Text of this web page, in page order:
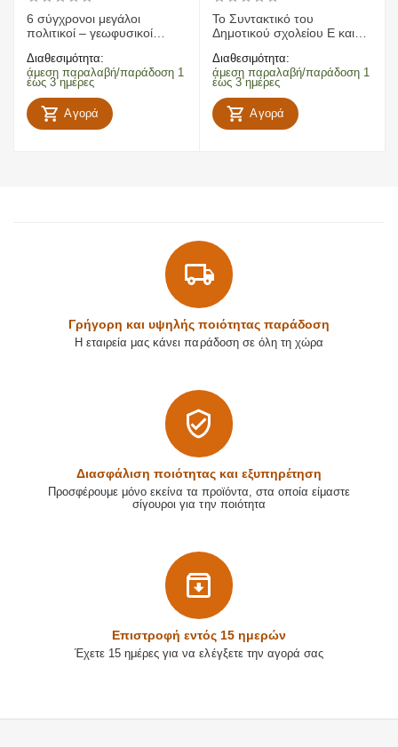
6 σύγχρονοι μεγάλοι
πολιτικοί – γεωφυσικοί
παγκόσμιος
Διαθεσιμότητα:
άμεση παραλαβή/παράδοση 1
έως 3 ημέρες
Αγορά
To Συντακτικό του
Δημοτικού σχολείου Ε και
Διαθεσιμότητα:
άμεση παραλαβή/παράδοση 1
έως 3 ημέρες
Αγορά
Γρήγορη και υψηλής ποιότητας παράδοση
Η εταιρεία μας κάνει παράδοση σε όλη τη χώρα
Διασφάλιση ποιότητας και εξυπηρέτηση
Προσφέρουμε μόνο εκείνα τα προϊόντα, στα οποία είμαστε
σίγουροι για την ποιότητα
Επιστρoφή εντός 15 ημερών
Έχετε 15 ημέρες για να ελέγξετε την αγορά σας